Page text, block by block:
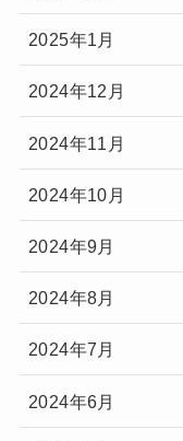
2025年1月
2024年12月
2024年11月
2024年10月
2024年9月
2024年8月
2024年7月
2024年6月